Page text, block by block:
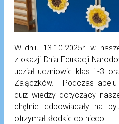
W dniu 13.10.2025r. w
z okazji Dnia Edukacji
udział uczniowie klas 1-3
Zajączków. Podczas apelu
quiz wiedzy dotyczący
chętnie odpowiadały na
otrzymał słodkie co nieco.